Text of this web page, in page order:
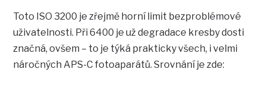
Toto ISO 3200 je zřejmě horní limit bezproblémové
uživatelnosti. Při 6400 je už degradace kresby dosti
značná, ovšem – to je týká prakticky všech, i velmi
náročných APS-C fotoaparátů. Srovnání je zde: